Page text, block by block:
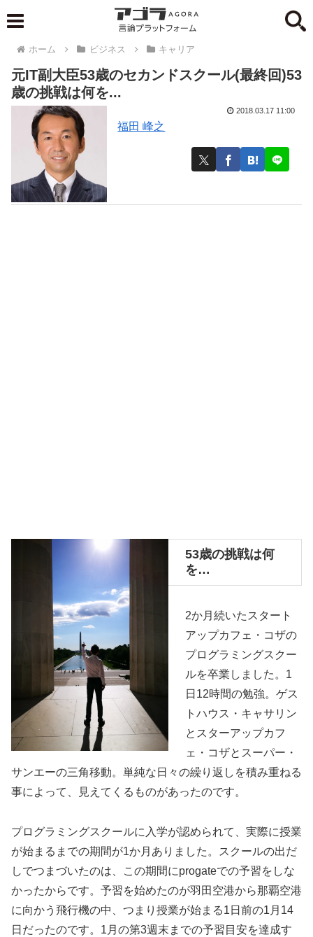
ホーム ビジネス キャリア
元IT副大臣53歳のセカンドスクール(最終回)53
歳の挑戦は何を...
福田 峰之
2018.03.17 11:00
53歳の挑戦は何
を…
2か月続いたスタート
アップカフェ・コザの
プログラミングスクー
ルを卒業しました。1
日12時間の勉強。ゲス
トハウス・キャサリン
とスターアップカフ
ェ・コザとスーパー・
サンエーの三角移動。単純な日々の繰り返しを積み重ねる
事によって、見えてくるものがあったのです。
プログラミングスクールに入学が認められて、実際に授業
が始まるまでの期間が1か月ありました。スクールの出だ
しでつまづいたのは、この期間にprogateでの予習をしな
かったからです。予習を始めたのが羽田空港から那覇空港
に向かう飛行機の中、つまり授業が始まる1日前の1月14
日だったのです。1月の第3週末までの予習目安を達成す